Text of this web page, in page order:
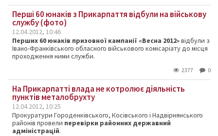
Перші 60 юнаків з Прикарпаття відбули на військову
службу (фото)
12.04.2012, 10:46
Перших 60 юнаків призовної кампанії «Весна 2012»відбули з
Івано-Франківського обласного військового комісаріату до місця
проходження ними служби.
2377 0
На Прикарпатті влада не котролює діяльність
пунктів металобрухту
12.04.2012, 10:25
Прокуратури Городенківського, Косівського і Надвірнянського
районів провели перевірки районних державний
адміністрацій.